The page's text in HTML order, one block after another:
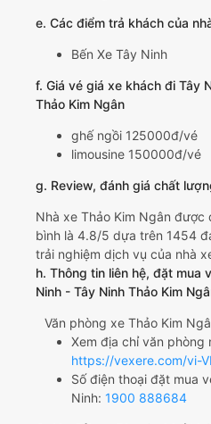
e. Các điểm trả khách của
Bến Xe Tây Ninh
f. Giá vé giá xe khách đi Tây
Thảo Kim Ngân
ghế ngồi 125000đ/vé
limousine 150000đ/vé
g. Review, đánh giá chất
Nhà xe Thảo Kim Ngân được
bình là 4.8/5 dựa trên 1454
trải nghiệm dịch vụ của nhà
h. Thông tin liên hệ, đặt mua
Ninh - Tây Ninh Thảo Kim
Văn phòng xe Thảo Kim
Xem địa chỉ văn phòng
https://vexere.com/vi-
Số điện thoại đặt mua
Ninh: 1900 888684